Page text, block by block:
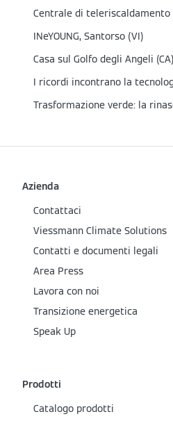
Centrale di teleriscaldamento
INeYOUNG, Santorso (VI)
Casa sul Golfo degli Angeli (CA)
Azienda
Contattaci
Viessmann Climate Solutions
Contatti e documenti legali
Area Press
Lavora con noi
Transizione energetica
Speak Up
Prodotti
Catalogo prodotti